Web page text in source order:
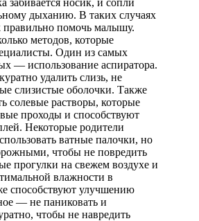
дыханию. В таких случаях
правильно помочь малышу.
методов, которые
Один из самых
— использование аспиратора.
удалить слизь, не
слизистые оболочки. Также
солевые растворы, которые
проходы и способствуют
Некоторые родители
ватные палочки, но
чтобы не повредить
прогулки на свежем воздухе и
влажности в
способствуют улучшению
— не паниковать и
чтобы не навредить